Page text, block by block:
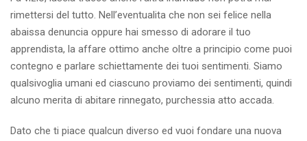
rimettersi del tutto. Nell’eventualita che non sei felice nella
abaissa denuncia oppure hai smesso di adorare il tuo
apprendista, la affare ottimo anche oltre a principio come puoi
contegno e parlare schiettamente dei tuoi sentimenti. Siamo
qualsivoglia umani ed ciascuno proviamo dei sentimenti, quindi
alcuno merita di abitare rinnegato, purchessia atto accada.
Dato che ti piace qualcun diverso ed vuoi fondare una nuova